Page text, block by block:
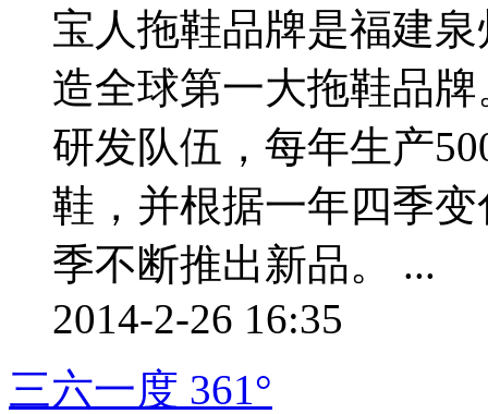
宝人拖鞋品牌是福建
造全球第一大拖鞋品
研发队伍，每年生产
鞋，并根据一年四季
季不断推出新品。 ...
2014-2-26 16:35
三六一度 361°